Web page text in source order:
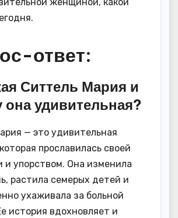
женщиной, какой
ответ:
Ситтель Мария и
она удивительная?
— это удивительная
прославилась своей
и упорством. Она изменила
растила семерых детей и
ухаживала за больной
история вдохновляет и